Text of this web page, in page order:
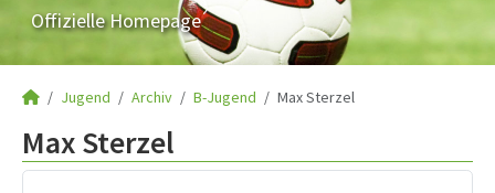
Offizielle Homepage
Jugend Archiv B-Jugend Max Sterzel
Max Sterzel